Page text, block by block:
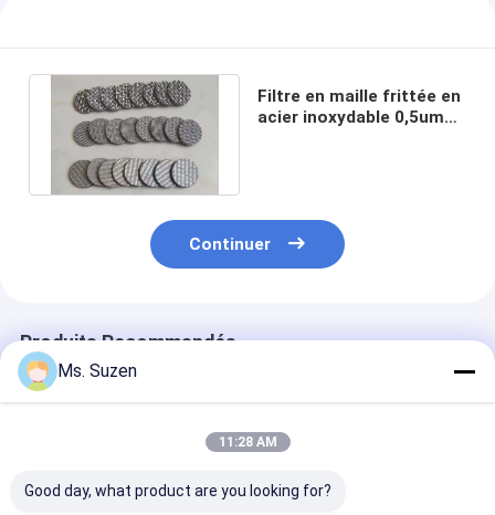
Filtre en maille frittée en
acier inoxydable 0,5um
Continuer
Produits Recommandés
Ms. Suzen
11:28 AM
Good day, what product are you looking for?